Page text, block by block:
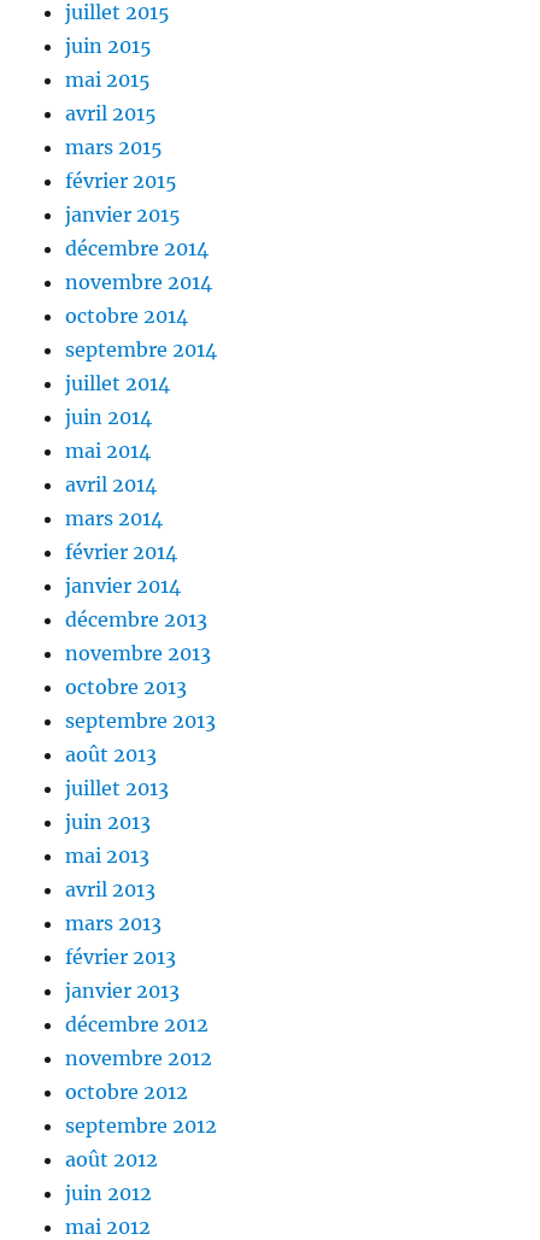
juillet 2015
juin 2015
mai 2015
avril 2015
mars 2015
février 2015
janvier 2015
décembre 2014
novembre 2014
octobre 2014
septembre 2014
juillet 2014
juin 2014
mai 2014
avril 2014
mars 2014
février 2014
janvier 2014
décembre 2013
novembre 2013
octobre 2013
septembre 2013
août 2013
juillet 2013
juin 2013
mai 2013
avril 2013
mars 2013
février 2013
janvier 2013
décembre 2012
novembre 2012
octobre 2012
septembre 2012
août 2012
juin 2012
mai 2012